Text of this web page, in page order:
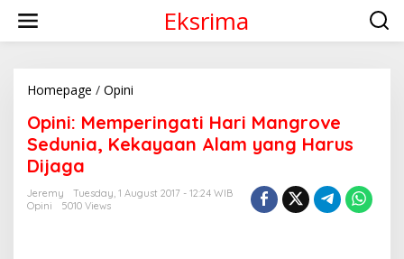
i
Eksrima
Homepage / Opini
i
n
i
M
e
Opini: Memperingati Hari Mangrove
Sedunia, Kekayaan Alam yang Harus
Dijaga
Jeremy
Tuesday, 1 August 2017 - 12:24 WIB
Opini
5010 Views